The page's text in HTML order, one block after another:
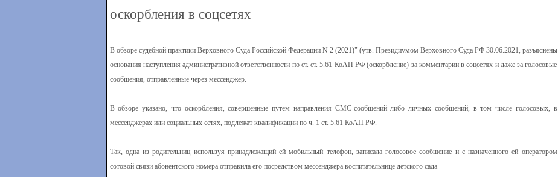
оскорбления в соцсетях
В обзоре судебной практики Верховного Суда Российской Федерации N 2 (2021)" (утв. Президиумом Верховного Суда РФ 30.06.2021, разъяснены
основания наступления административной ответственности по ст. ст. 5.61 КоАП РФ (оскорбление) за комментарии в соцсетях и даже за голосовые
сообщения, отправленные через мессенджер.
В обзоре указано, что оскорбления, совершенные путем направления СМС-сообщений либо личных сообщений, в том числе голосовых, в
мессенджерах или социальных сетях, подлежат квалификации по ч. 1 ст. 5.61 КоАП РФ.
Так, одна из родительниц используя принадлежащий ей мобильный телефон, записала голосовое сообщение и с назначенного ей оператором
сотовой связи абонентского номера отправила его посредством мессенджера воспитательнице детского сада